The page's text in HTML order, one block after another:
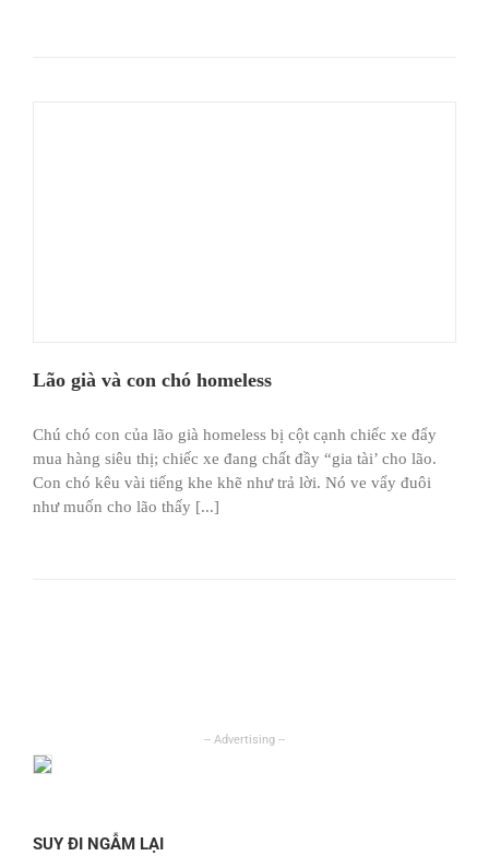
Lão già và con chó homeless
Chú chó con của lão già homeless bị cột cạnh chiếc xe đẩy
mua hàng siêu thị; chiếc xe đang chất đầy “gia tài’ cho lão.
Con chó kêu vài tiếng khe khẽ như trả lời. Nó ve vẩy đuôi
như muốn cho lão thấy [...]
SUY ĐI NGẪM LẠI